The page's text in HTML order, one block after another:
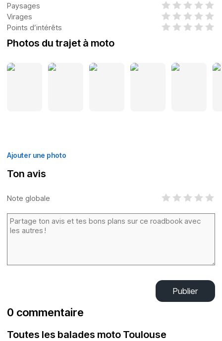
Paysages
Virages
Points d’intérêts
Photos du trajet à moto
Ajouter une photo
Ton avis
Note globale
Publier
0 commentaire
Toutes les balades moto Toulouse